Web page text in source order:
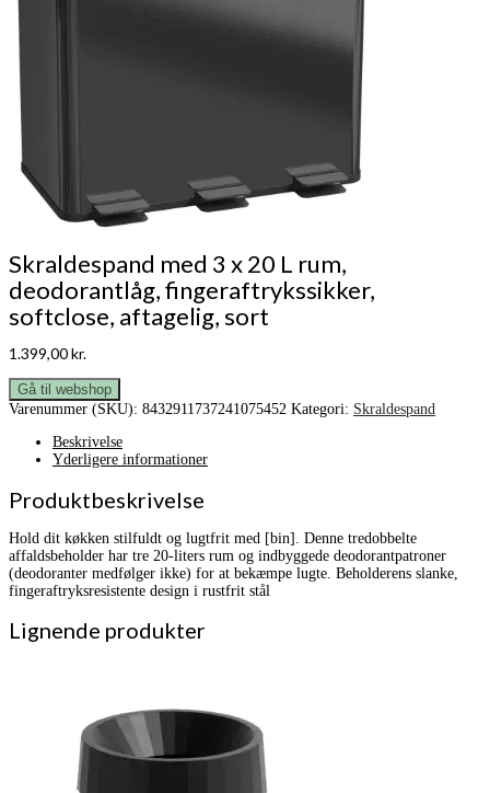
Skraldespand med 3 x 20 L rum,
deodorantlåg, fingeraftrykssikker,
softclose, aftagelig, sort
1.399,00kr.
Gå til webshop
Varenummer (SKU): 8432911737241075452 Kategori: Skraldespand
Beskrivelse
Yderligere informationer
Produktbeskrivelse
Hold dit køkken stilfuldt og lugtfrit med [bin]. Denne tredobbelte
affaldsbeholder har tre 20-liters rum og indbyggede deodorantpatroner
(deodoranter medfølger ikke) for at bekæmpe lugte. Beholderens slanke,
fingeraftryksresistente design i rustfrit stål
Lignende produkter